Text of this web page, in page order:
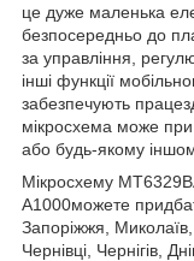
це дуже маленька
безпосередньо до
за управління,
інші функції
забезпечують
мікросхема може при
або будь-якому
Мікросхему
А1000можете
Запоріжжя,
Чернівці, Чернігів,